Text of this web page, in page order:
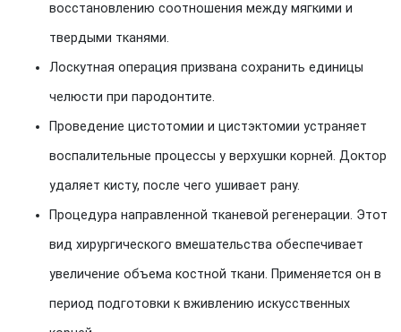
восстановлению соотношения между мягкими и
твердыми тканями.
Лоскутная операция призвана сохранить единицы
челюсти при пародонтите.
Проведение цистотомии и цистэктомии устраняет
воспалительные процессы у верхушки корней. Доктор
удаляет кисту, после чего ушивает рану.
Процедура направленной тканевой регенерации. Этот
вид хирургического вмешательства обеспечивает
увеличение объема костной ткани. Применяется он в
период подготовки к вживлению искусственных